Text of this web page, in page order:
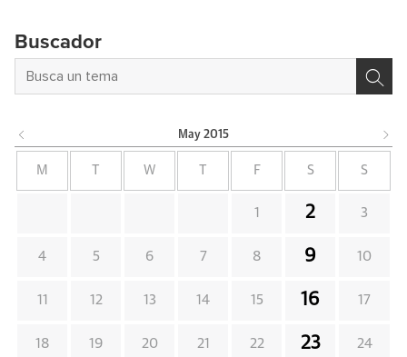
Buscador
May 2015
M W F S S
1 2 3
4 5 6 7 8 9 10
11 12 13 14 15 16 17
18 19 20 21 22 23 24